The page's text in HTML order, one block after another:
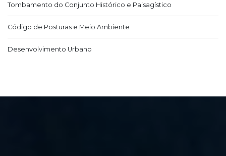
Tombamento do Conjunto Histórico e Paisagístico
Código de Posturas e Meio Ambiente
Desenvolvimento Urbano